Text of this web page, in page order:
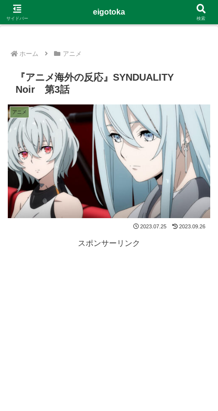
G-4Y8348WE8B
ホーム アニメ
『アニメ海外の反応』SYNDUALITY
Noir 第3話
アニメ
2023.07.25 2023.09.26
スポンサーリンク
サイドバー
eigotoka
検索